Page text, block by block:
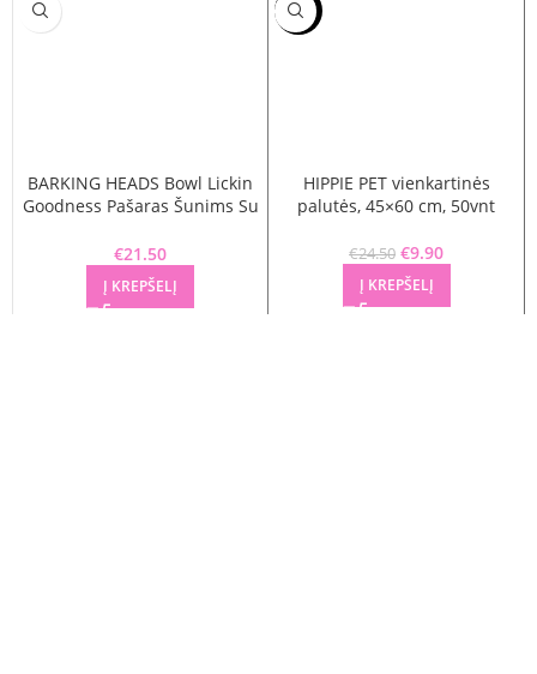
BARKING HEADS Bowl Lickin
Goodness Pašaras Šunims Su
€21.50
Į KREPŠELĮ
-60%
HIPPIE PET vienkartinės
palutės, 45×60 cm, 50vnt
€24.50 Original price
was: €24.50.
€9.90
Į KREPŠELĮ